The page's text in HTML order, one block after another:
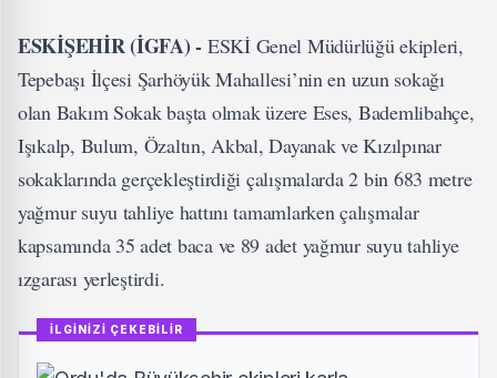
ESKİŞEHİR (İGFA) - ESKİ Genel Müdürlüğü ekipleri,
Tepebaşı İlçesi Şarhöyük Mahallesi’nin en uzun sokağı
olan Bakım Sokak başta olmak üzere Eses, Bademlibahçe,
Işıkalp, Bulum, Özaltın, Akbal, Dayanak ve Kızılpınar
sokaklarında gerçekleştirdiği çalışmalarda 2 bin 683 metre
yağmur suyu tahliye hattını tamamlarken çalışmalar
kapsamında 35 adet baca ve 89 adet yağmur suyu tahliye
ızgarası yerleştirdi.
İLGİNİZİ ÇEKEBİLİR